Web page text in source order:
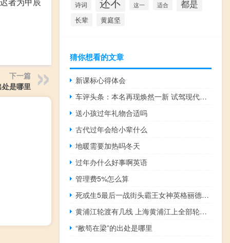
下一篇
是哪里
诗词 这一 适合 都是
长辈 黄庭坚
猜你想看的文章
新课标心得体会
车评头条：本名再现焕然一新 试驾现代第七代伊兰特
送小孩过年礼物合适吗
古代过年会给小辈什么
地暖需要加热吗冬天
过年办什么好事啊英语
管理费5%怎么算
死或生5最后一战街头霸王女神英格丽德套装MOD 免费版（死或生5最后一战街头霸王女神英格丽德套装MOD 免费版功能简介）
黄浦江轮渡有几线 上海黄浦江上全部轮渡停航
“敝笱在梁”的出处是哪里